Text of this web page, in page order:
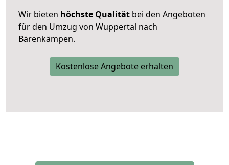
Wir bieten höchste Qualität bei den Angeboten
für den Umzug von Wuppertal nach
Bärenkämpen.
Kostenlose Angebote erhalten